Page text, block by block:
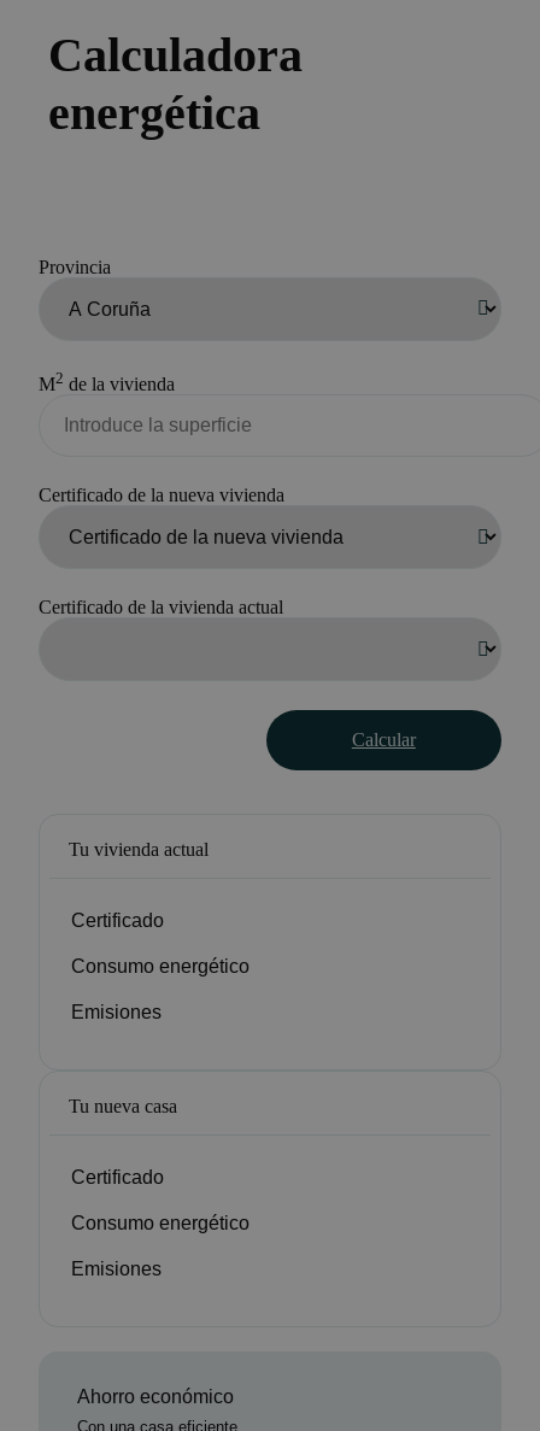
Calculadora
energética
Provincia
M2 de la vivienda
Certificado de la nueva vivienda
Certificado de la vivienda actual
Calcular
Tu vivienda actual
Certificado
Consumo energético
Emisiones
Tu nueva casa
Certificado
Consumo energético
Emisiones
Ahorro económico
Con una casa eficiente